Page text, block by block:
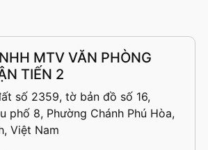
MTV VĂN PHÒNG
TIẾN 2
số 2359, tờ bản đồ số 16,
phố 8, Phường Chánh Phú Hòa,
Việt Nam